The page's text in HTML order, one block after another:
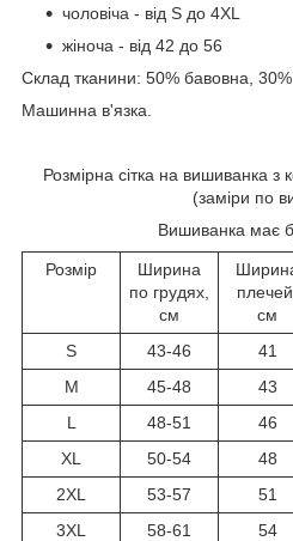
чоловіча - від S до 4XL
жіноча - від 42 до 56
Склад тканини: 50% бавовна,
Машинна в'язка.
Розмірна сітка на вишиванка з
(заміри по
Вишиванка має
Розмір
Ширина
по грудях,
см
плечей,
см
S 43-46 41
M
45-48 43
L
48-51 46
XL
50-54 48
2XL
53-57 51
3XL
58-61 54